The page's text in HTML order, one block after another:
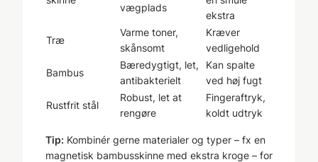
vægplads
ekstra
Træ
Varme toner,
skånsomt
Kræver
vedligehold
Bambus
Bæredygtigt, let,
antibakterielt
Kan spalte
ved høj fugt
Rustfrit stål
Robust, let at
rengøre
Fingeraftryk,
koldt udtryk
Tip: Kombinér gerne materialer og typer – fx en
magnetisk bambusskinne med ekstra kroge – for